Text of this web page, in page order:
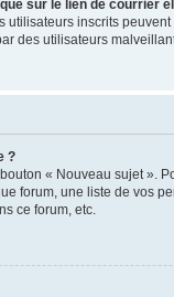
sur le lien de courrier
inscrits
des utilisateurs
?
« Nouveau sujet ».
forum, une liste de vos
ce forum, etc.